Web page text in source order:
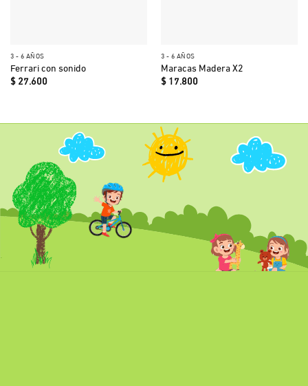
3 - 6 AÑOS
Ferrari con sonido
$27.600
3 - 6 AÑOS
Maracas Madera X2
$17.800